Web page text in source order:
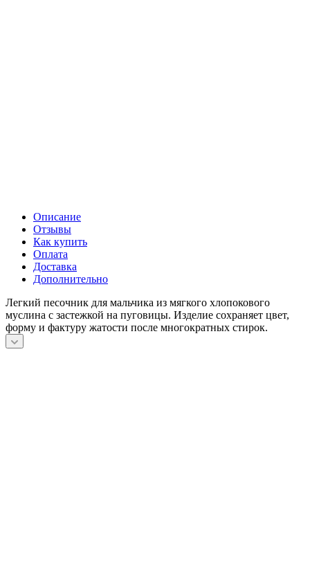
Описание
Отзывы
Как купить
Оплата
Доставка
Дополнительно
Легкий песочник для мальчика из мягкого хлопокового
муслина с застежкой на пуговицы. Изделие сохраняет цвет,
форму и фактуру жатости после многократных стирок.